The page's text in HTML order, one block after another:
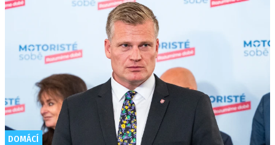
DOMÁCÍ